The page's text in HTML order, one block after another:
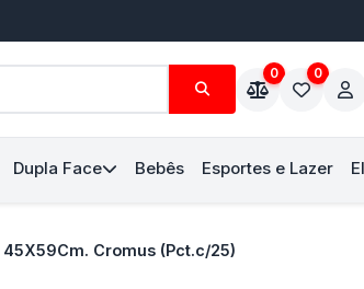
0 0
Dupla Face Bebês Esportes e Lazer
Cromus (Pct.c/25)